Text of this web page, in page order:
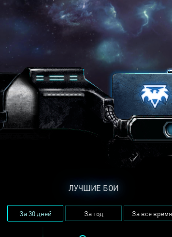
ЛУЧШИЕ БОИ
За 30 дней За год За все время